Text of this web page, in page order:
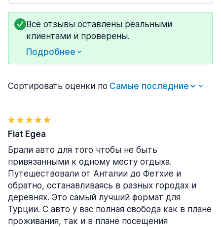
Все отзывы оставлены реальными
клиентами и проверены.
Подробнее
Сортировать оценки по
Fiat Egea
Брали авто для того чтобы не быть
привязанными к одному месту отдыха.
Путешествовали от Анталии до Фетхие и
обратно, останавливаясь в разных городах и
деревнях. Это самый лучший формат для
Турции. С авто у вас полная свобода как в плане
проживания, так и в плане посещения